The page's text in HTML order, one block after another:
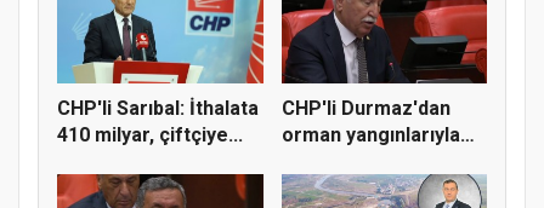
CHP'li Sarıbal: İthalata
410 milyar, çiftçiye...
CHP'li Durmaz'dan
orman yangınlarıyla